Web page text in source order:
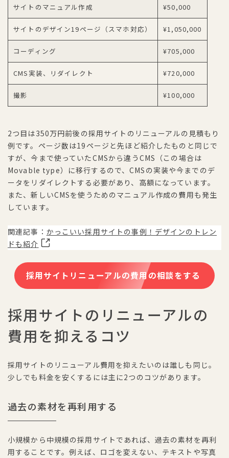
サイトのマニュアル作成 ¥50,000
サイトのデザイン19ページ（スマホ対応） ¥1,050,000
コーディング ¥705,000
CMS実装、リダイレクト ¥720,000
撮影 ¥100,000
2つ目は350万円前後の採用サイトのリニューアルの見積もり
例です。ページ数は19ページと先ほど紹介したものと同じで
すが、今まで使っていたCMSから違うCMS（この場合は
Movable type）に移行するので、CMSの実装や今までのデ
ータをリダイレクトする必要があり、高額になっています。
また、新しいCMSを使うためのマニュアル作成の費用も発生
しています。
関連記事： かっこいい採用サイトの事例！デザインのトレン
ドも紹介
採用サイトリニューアルの費用の相談をする
採用サイトのリニューアルの
費用を抑えるコツ
採用サイトのリニューアル費用を抑えたいのは誰しも同じ。
少しでも料金を安くするには主に2つのコツがあります。
過去の素材を再利用する
小規模から中規模の採用サイトであれば、過去の素材を再利
用することです。例えば、ロゴを変えない、テキストや写真